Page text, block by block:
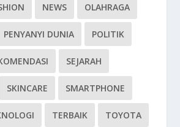
NEWS OLAHRAGA
PENYANYI DUNIA POLITIK
SEJARAH
SKINCARE SMARTPHONE
TERBAIK TOYOTA